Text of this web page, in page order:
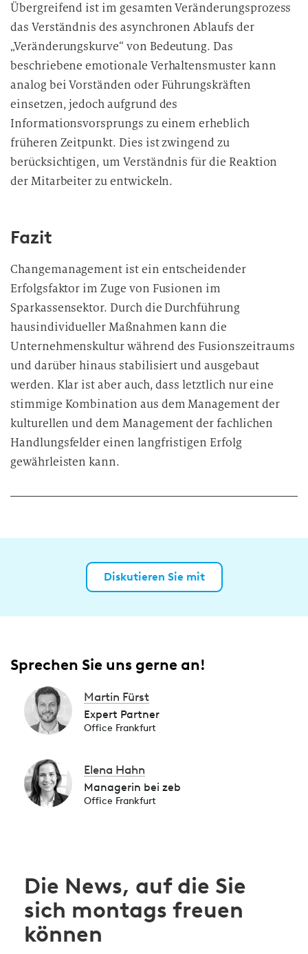
Übergreifend ist im gesamten Veränderungsprozess
das Verständnis des asynchronen Ablaufs der
„Veränderungskurve“ von Bedeutung. Das
beschriebene emotionale Verhaltensmuster kann
analog bei Vorständen oder Führungskräften
einsetzen, jedoch aufgrund des
Informationsvorsprungs zu einem erheblich
früheren Zeitpunkt. Dies ist zwingend zu
berücksichtigen, um Verständnis für die Reaktion
der Mitarbeiter zu entwickeln.
Fazit
Changemanagement ist ein entscheidender
Erfolgsfaktor im Zuge von Fusionen im
Sparkassensektor. Durch die Durchführung
hausindividueller Maßnahmen kann die
Unternehmenskultur während des Fusionszeitraums
und darüber hinaus stabilisiert und ausgebaut
werden. Klar ist aber auch, dass letztlich nur eine
stimmige Kombination aus dem Management der
kulturellen und dem Management der fachlichen
Handlungsfelder einen langfristigen Erfolg
gewährleisten kann.
Diskutieren Sie mit
Sprechen Sie uns gerne an!
Martin Fürst
Expert Partner
Office Frankfurt
Elena Hahn
Managerin bei zeb
Office Frankfurt
Die News, auf die Sie
sich montags freuen
können